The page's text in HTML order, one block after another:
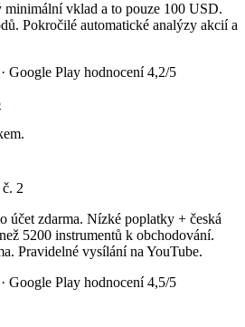
vklad a to pouze 100 USD.
Pokročilé automatické analýzy akcií a
Google Play hodnocení 4,2/5
2
účet zdarma. Nízké poplatky + česká
5200 instrumentů k obchodování.
Pravidelné vysílání na YouTube.
Google Play hodnocení 4,5/5